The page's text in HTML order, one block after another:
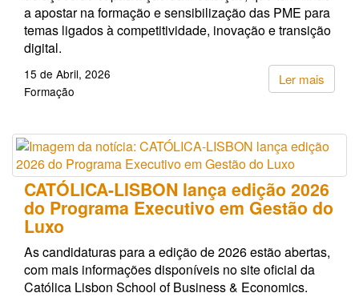
a apostar na formação e sensibilização das PME para
temas ligados à competitividade, inovação e transição
digital.
Ler mais
15 de Abril, 2026
Formação
CATÓLICA-LISBON lança edição 2026
do Programa Executivo em Gestão do
Luxo
As candidaturas para a edição de 2026 estão abertas,
com mais informações disponíveis no site oficial da
Católica Lisbon School of Business & Economics.